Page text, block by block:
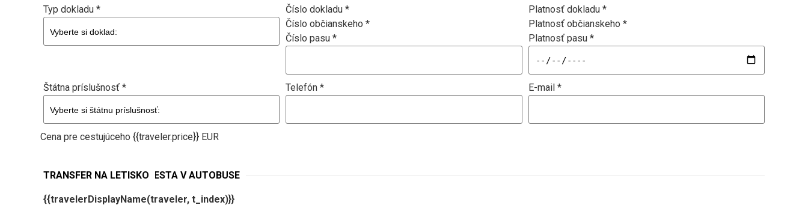
Typ dokladu *
Číslo dokladu *
Číslo občianskeho *
Číslo pasu *
Platnosť dokladu *
Platnosť občianskeho *
Platnosť pasu *
Štátna príslušnosť * Telefón * E-mail *
Cena pre cestujúceho {{traveler.price}} EUR
NÁSTUPNÉ MIESTA A MIESTA V AUTOBUSE
TRANSFER NA LETISKO
{{travelerDisplayName(traveler, t_index)}}